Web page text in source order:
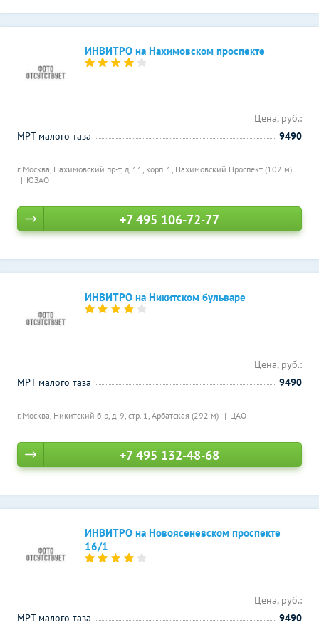
ИНВИТРО на Нахимовском проспекте
г. Москва, Нахимовский пр-т, д. 11, корп. 1, Нахимовский Проспект (102 м)
ЮЗАО
Цена, руб.:
МРТ малого таза
9490
+7 495 106-72-77
ИНВИТРО на Никитском бульваре
г. Москва, Никитский б-р, д. 9, стр. 1, Арбатская (292 м) ЦАО
Цена, руб.:
МРТ малого таза
9490
+7 495 132-48-68
ИНВИТРО на Новоясеневском проспекте
16/1
Цена, руб.:
МРТ малого таза
9490